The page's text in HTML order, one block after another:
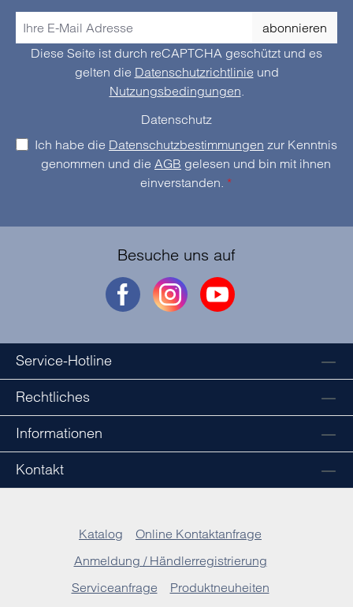
abonnieren
Diese Seite ist durch reCAPTCHA geschützt und es
gelten die Datenschutzrichtlinie und
Nutzungsbedingungen.
Datenschutz
Ich habe die Datenschutzbestimmungen zur Kenntnis
genommen und die AGB gelesen und bin mit ihnen
einverstanden. *
Besuche uns auf
Service-Hotline
Rechtliches
Informationen
Kontakt
Katalog
Online Kontaktanfrage
Anmeldung / Händlerregistrierung
Serviceanfrage
Produktneuheiten